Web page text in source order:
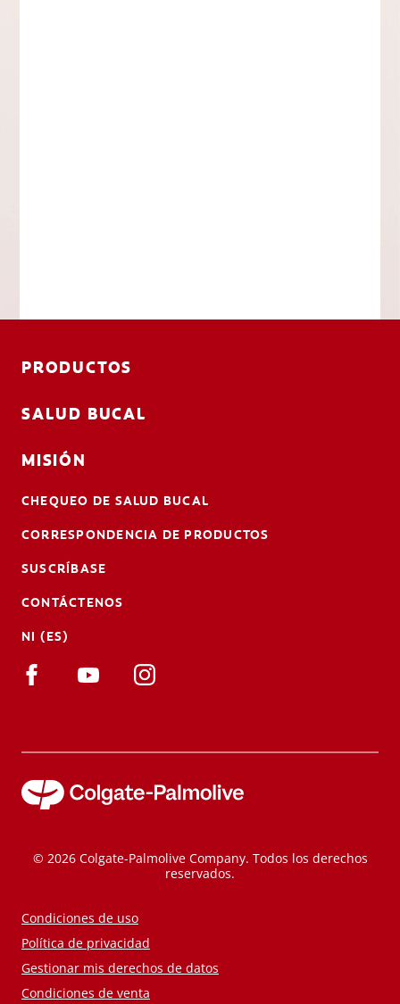
PRODUCTOS
SALUD BUCAL
MISIÓN
CHEQUEO DE SALUD BUCAL
CORRESPONDENCIA DE PRODUCTOS
SUSCRÍBASE
CONTÁCTENOS
NI (ES)
© 2026 Colgate-Palmolive Company. Todos los derechos
reservados.
Condiciones de uso
Política de privacidad
Gestionar mis derechos de datos
Condiciones de venta